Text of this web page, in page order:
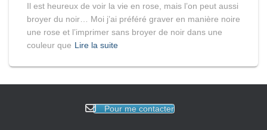
Il est heureux de voir la vie en rose, mais l’on peut aussi
broyer du noir… Moi j’ai préféré graver en manière noire
une rose et l’imprimer sans broyer de noir dans une
couleur que Lire la suite
Pour me contacter